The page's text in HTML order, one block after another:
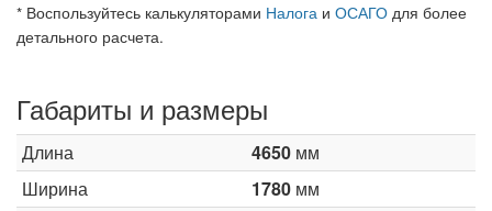
* Воспользуйтесь калькуляторами Налога и ОСАГО для более
детального расчета.
Габариты и размеры
Длина 4650 мм
Ширина
1780 мм